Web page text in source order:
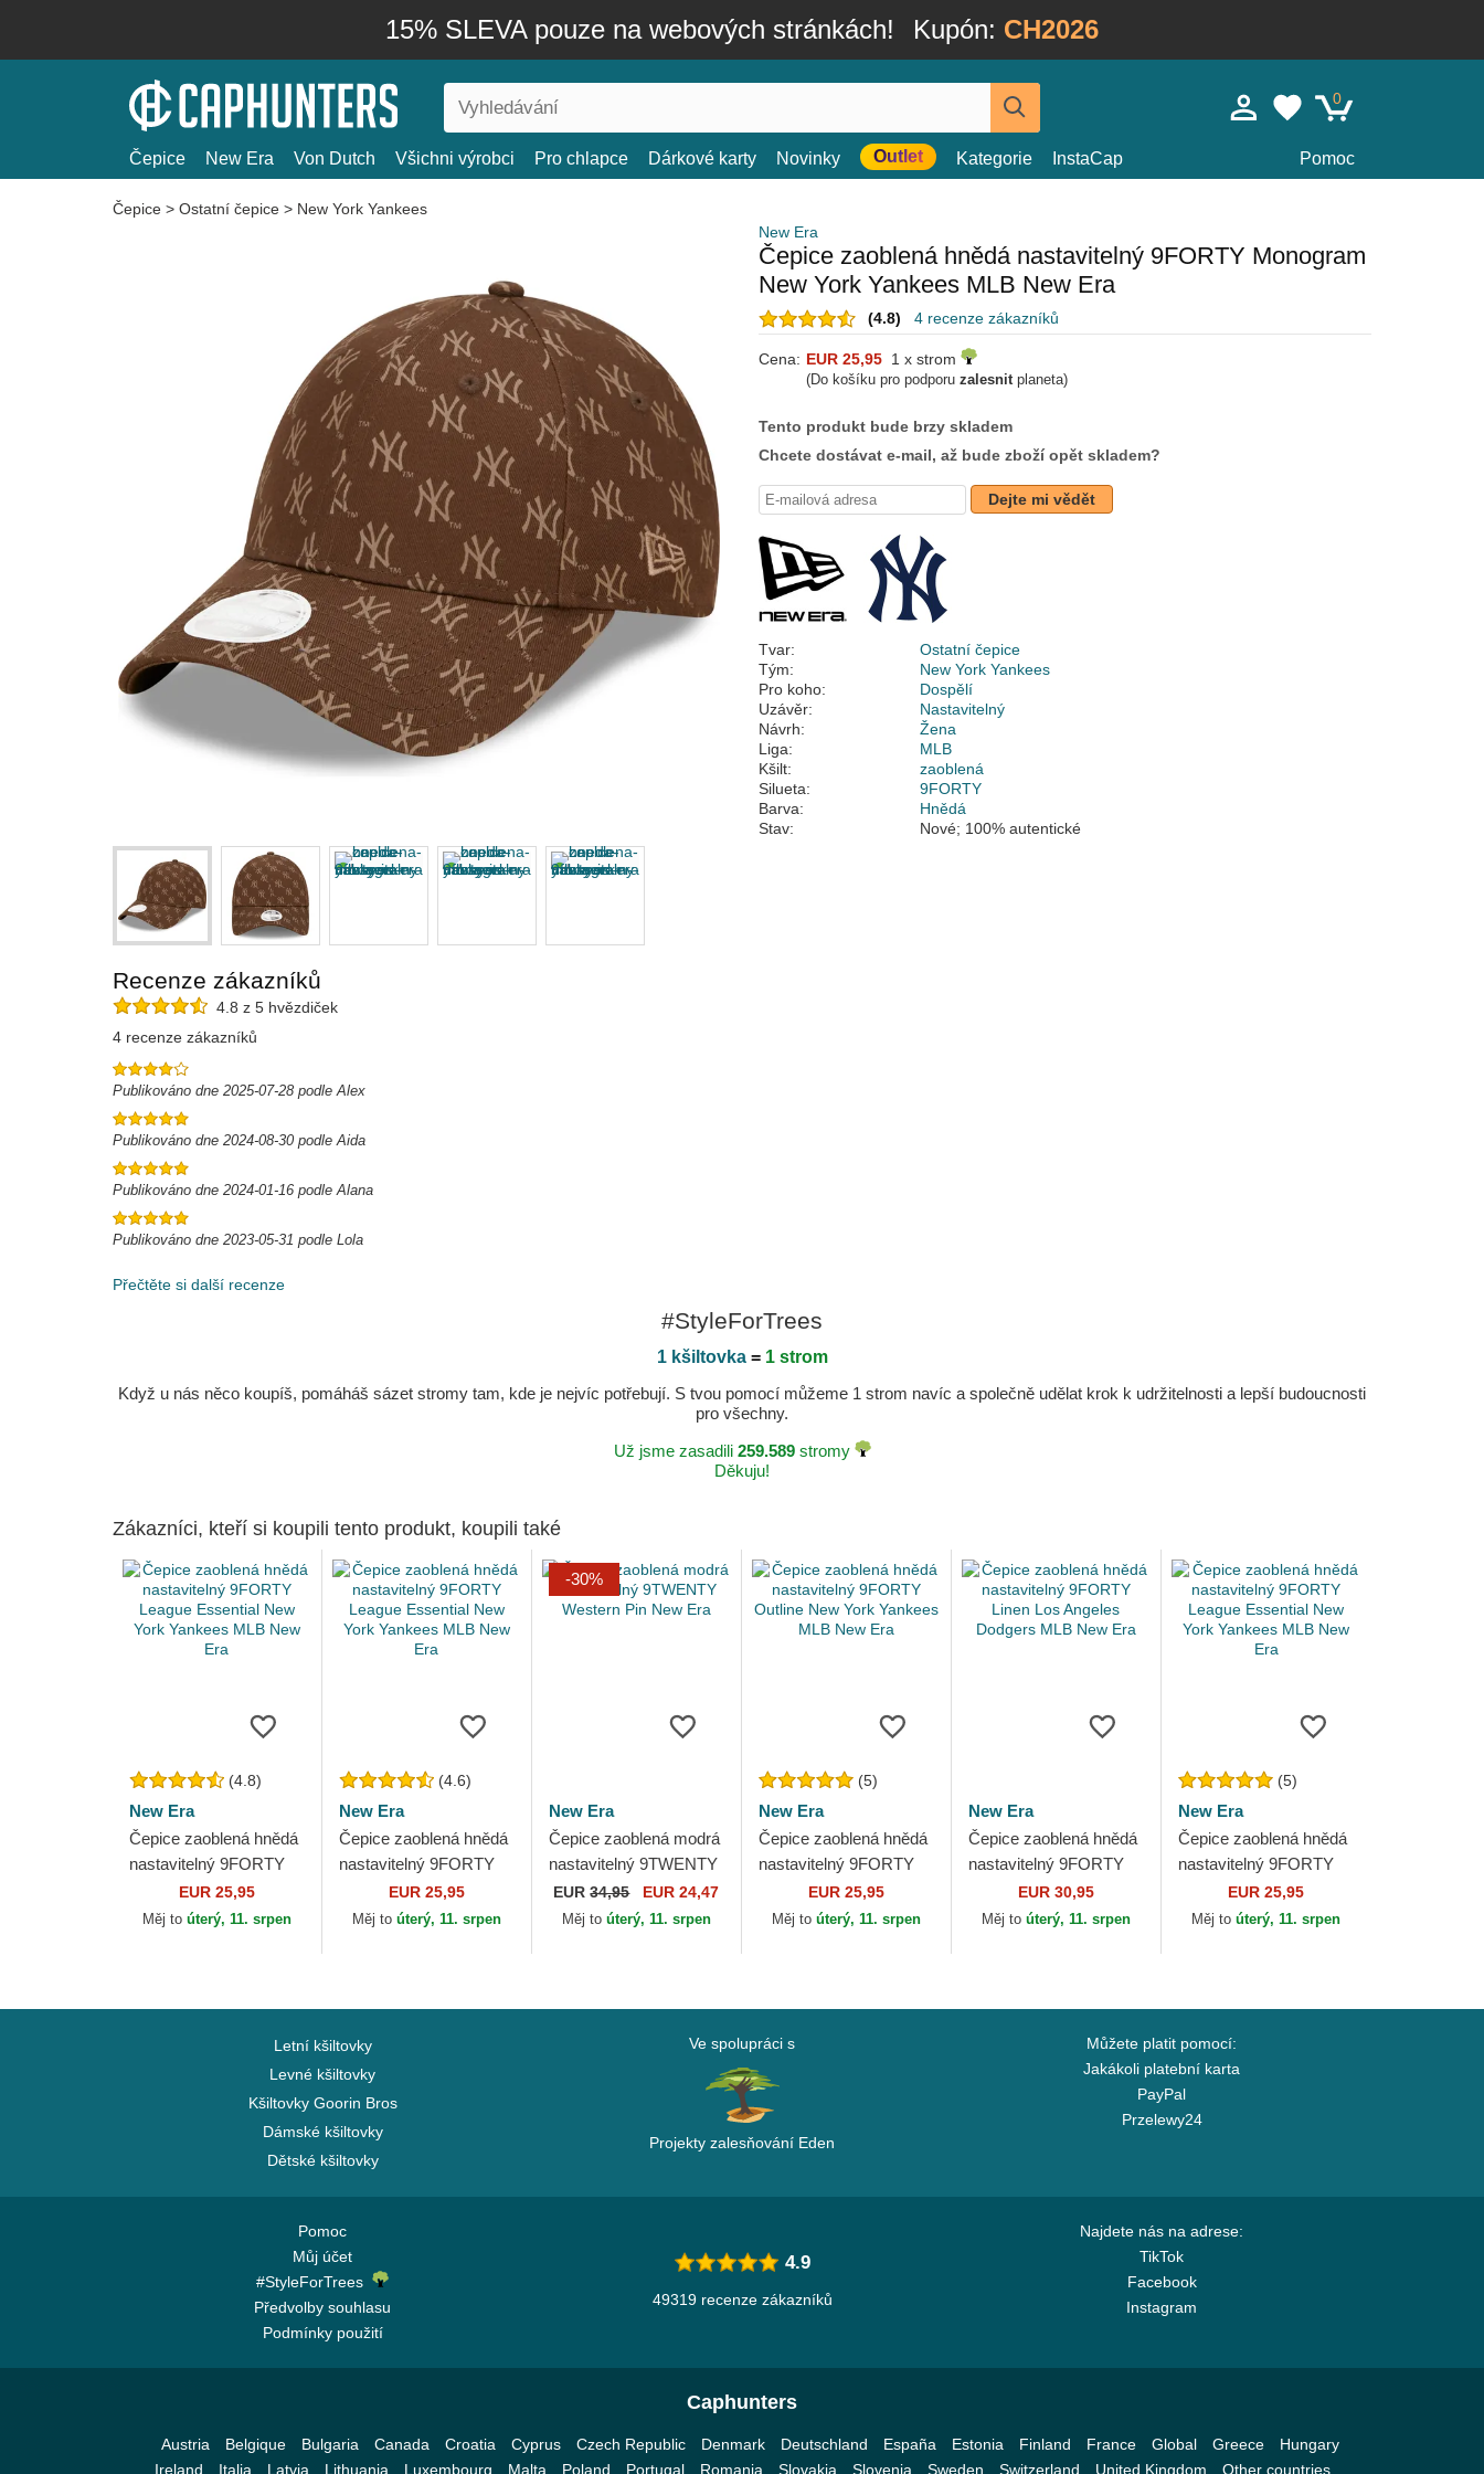
15% SLEVA pouze na webových stránkách! Kupón: CH2026
0
Čepice New Era Von Dutch Všichni výrobci Pro chlapce Dárkové karty Novinky Outlet Kategorie InstaCap Pomoc
Čepice > Ostatní čepice > New York Yankees
New Era
Čepice zaoblená hnědá nastavitelný 9FORTY Monogram
New York Yankees MLB New Era
(4.8) 4 recenze zákazníků
Cena: EUR 25,95 1 x strom
(Do košíku pro podporu zalesnitplaneta)
Tento produkt bude brzy skladem
Chcete dostávat e-mail, až bude zboží opět skladem?
Dejte mi vědět
Tvar:
Ostatní čepice
Tým:
New York Yankees
Pro koho:
Dospělí
Uzávěr:
Nastavitelný
Návrh:
Žena
Liga:
MLB
Kšilt:
zaoblená
Silueta:
9FORTY
Barva:
Hnědá
Stav:
Nové; 100% autentické
Recenze zákazníků
4.8 z 5 hvězdiček
4 recenze zákazníků
Publikováno dne 2025-07-28 podle Alex
Publikováno dne 2024-08-30 podle Aida
Publikováno dne 2024-01-16 podle Alana
Publikováno dne 2023-05-31 podle Lola
Přečtěte si další recenze
#StyleForTrees
1 kšiltovka= 1 strom
Když u nás něco koupíš, pomáháš sázet stromy tam, kde je nejvíc potřebují. S tvou pomocí můžeme 1 strom navíc a společně udělat krok k udržitelnosti a lepší budoucnosti
pro všechny.
Už jsme zasadili 259.589stromy
Děkuju!
Zákazníci, kteří si koupili tento produkt, koupili také
(4.8)
New Era
Čepice zaoblená hnědá
nastavitelný 9FORTY
League Essential New
York Yankees MLB
EUR 25,95
Měj to úterý, 11. srpen
(4.6)
New Era
Čepice zaoblená hnědá
nastavitelný 9FORTY
League Essential New
York Yankees MLB
EUR 25,95
Měj to úterý, 11. srpen
-30%
New Era
Čepice zaoblená modrá
nastavitelný 9TWENTY
Western Pin New Era
EUR34,95 EUR 24,47
Měj to úterý, 11. srpen
(5)
New Era
Čepice zaoblená hnědá
nastavitelný 9FORTY
Outline New York
Yankees MLB New Era
EUR 25,95
Měj to úterý, 11. srpen
New Era
Čepice zaoblená hnědá
nastavitelný 9FORTY
Linen Los Angeles
Dodgers MLB New Era
EUR 30,95
Měj to úterý, 11. srpen
(5)
New Era
Čepice zaoblená hnědá
nastavitelný 9FORTY
League Essential New
York Yankees MLB New
EUR 25,95
Měj toúterý, 11. srpen
Letní kšiltovky
Levné kšiltovky
Kšiltovky Goorin Bros
Dámské kšiltovky
Dětské kšiltovky
Ve spolupráci s
Projekty zalesňování Eden
Můžete platit pomocí:
Jakákoli platební karta
PayPal
Przelewy24
Pomoc
Můj účet
#StyleForTrees
Předvolby souhlasu
Podmínky použití
Najdete nás na adrese:
TikTok
Facebook
Instagram
4.9
49319 recenze zákazníků
Caphunters
Austria Belgique Bulgaria Canada Croatia Cyprus Czech Republic Denmark Deutschland España Estonia Finland France Global Greece
Hungary
Ireland
Italia Latvia Lithuania Luxembourg Malta Poland Portugal Romania Slovakia Slovenia Sweden Switzerland United Kingdom Other countries